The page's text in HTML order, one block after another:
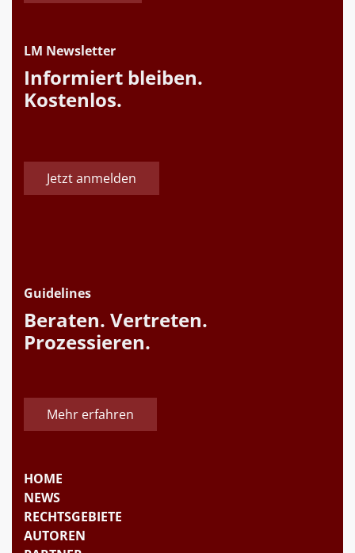
LM Newsletter
Informiert bleiben.
Kostenlos.
Jetzt anmelden
Guidelines
Beraten. Vertreten.
Prozessieren.
Mehr erfahren
HOME
NEWS
RECHTSGEBIETE
AUTOREN